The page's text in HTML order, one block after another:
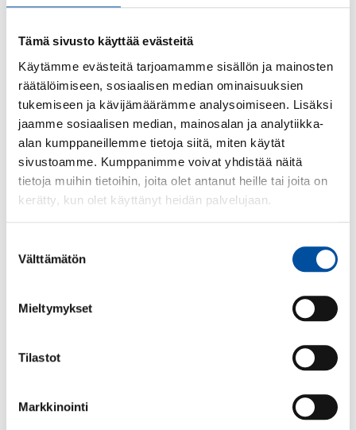
Tämä sivusto käyttää evästeitä
Käytämme evästeitä tarjoamamme sisällön ja mainosten
räätälöimiseen, sosiaalisen median ominaisuuksien
tukemiseen ja kävijämäärämme analysoimiseen. Lisäksi
jaamme sosiaalisen median, mainosalan ja analytiikka-
alan kumppaneillemme tietoja siitä, miten käytät
sivustoamme. Kumppanimme voivat yhdistää näitä
tietoja muihin tietoihin, joita olet antanut heille tai joita on
kerätty, kun olet käyttänyt heidän palvelujaan.
valinta
Välttämätön
Mieltymykset
Tilastot
Markkinointi
Välilliset työt pois hoitohenkilöstöltä.
Riittävästi ympärivuorokautisia paikkoja ja vahva
kotihoito.
5. Hyvä ammatillinen kielitaito
ja turvallinen työ
Riittävä ammatillinen kielitaito varmistetaan koko
Valtiorahoitteinen kielikoulutus ja yhtenäiset
6. Laadukas koulutus ja jatkuva
oppiminen
Soveltuvuus- ja pääsykokeet aloille, joilla vastataan
haavoittuvista ihmisistä.